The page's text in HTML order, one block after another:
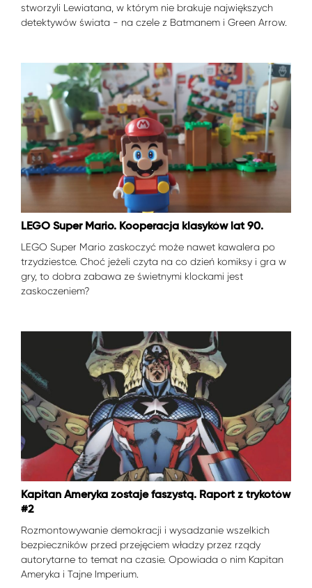
stworzyli Lewiatana, w którym nie brakuje największych
detektywów świata - na czele z Batmanem i Green Arrow.
LEGO Super Mario. Kooperacja klasyków lat 90.
LEGO Super Mario zaskoczyć może nawet kawalera po
trzydziestce. Choć jeżeli czyta na co dzień komiksy i gra w
gry, to dobra zabawa ze świetnymi klockami jest
zaskoczeniem?
Kapitan Ameryka zostaje faszystą. Raport z trykotów
#2
Rozmontowywanie demokracji i wysadzanie wszelkich
bezpieczników przed przejęciem władzy przez rządy
autorytarne to temat na czasie. Opowiada o nim Kapitan
Ameryka i Tajne Imperium.